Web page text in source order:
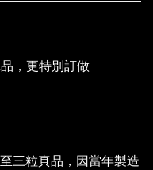
，更特別訂做
三粒真品，因當年製造